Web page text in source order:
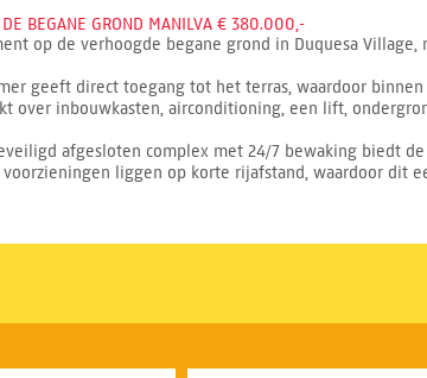
DE BEGANE GROND MANILVA € 380.000,-
op de verhoogde begane grond in Duquesa
geeft direct toegang tot het terras, waardoor
over inbouwkasten, airconditioning, een lift,
afgesloten complex met 24/7 bewaking biedt
liggen op korte rijafstand, waardoor dit